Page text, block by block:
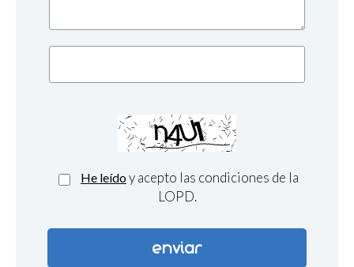
He leídoy acepto las condiciones de la
LOPD.